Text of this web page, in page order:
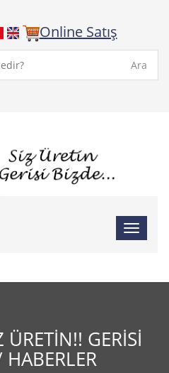
Online Satış
Ara
ÜRETIN!! GERISI